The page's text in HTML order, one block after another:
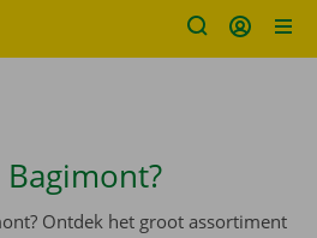
Ontdek het groot assortiment